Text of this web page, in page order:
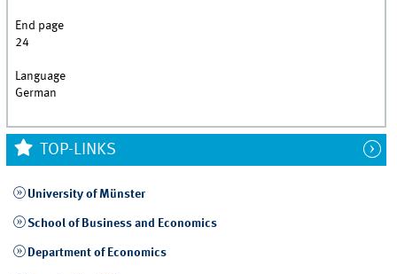
End page
24
Language
German
TOP-LINKS
University of Münster
School of Business and Economics
Department of Economics